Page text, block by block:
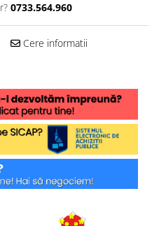
0733.564.960
Cere informatii